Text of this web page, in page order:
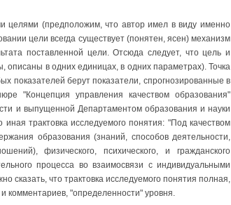
целями (предположим, что автор имел в виду именно
цели всегда существует (понятен, ясен) механизм
поставленной цели. Отсюда следует, что цель и
в одних единицах, в одних параметрах). Точка
показателей берут показатели, спрогнозированные в
"Концепция управления качеством образования"
и выпущенной Департаментом образования и науки
трактовка исследуемого понятия: "Под качеством
образования (знаний, способов деятельности,
физического, психического, и гражданского
процесса во взаимосвязи с индивидуальными
сказать, что трактовка исследуемого понятия полная,
комментариев, "определенности" уровня.